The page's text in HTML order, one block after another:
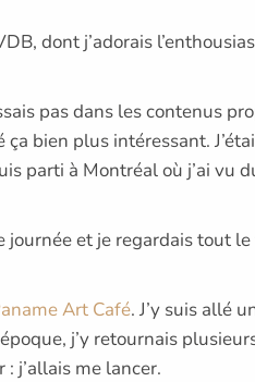
dont j’adorais
pas dans les contenus
ça bien plus intéressant.
parti à Montréal où j’ai vu
journée et je regardais tout
Art Café. J’y suis allé
j’y retournais
j’allais me lancer.